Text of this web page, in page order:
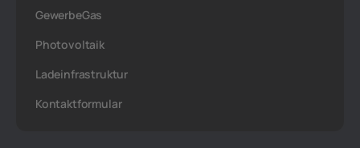
GewerbeGas
Photovoltaik
Ladeinfrastruktur
Kontaktformular